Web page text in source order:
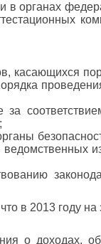
в органах
касающихся
за
в 2013 году
о доходах,